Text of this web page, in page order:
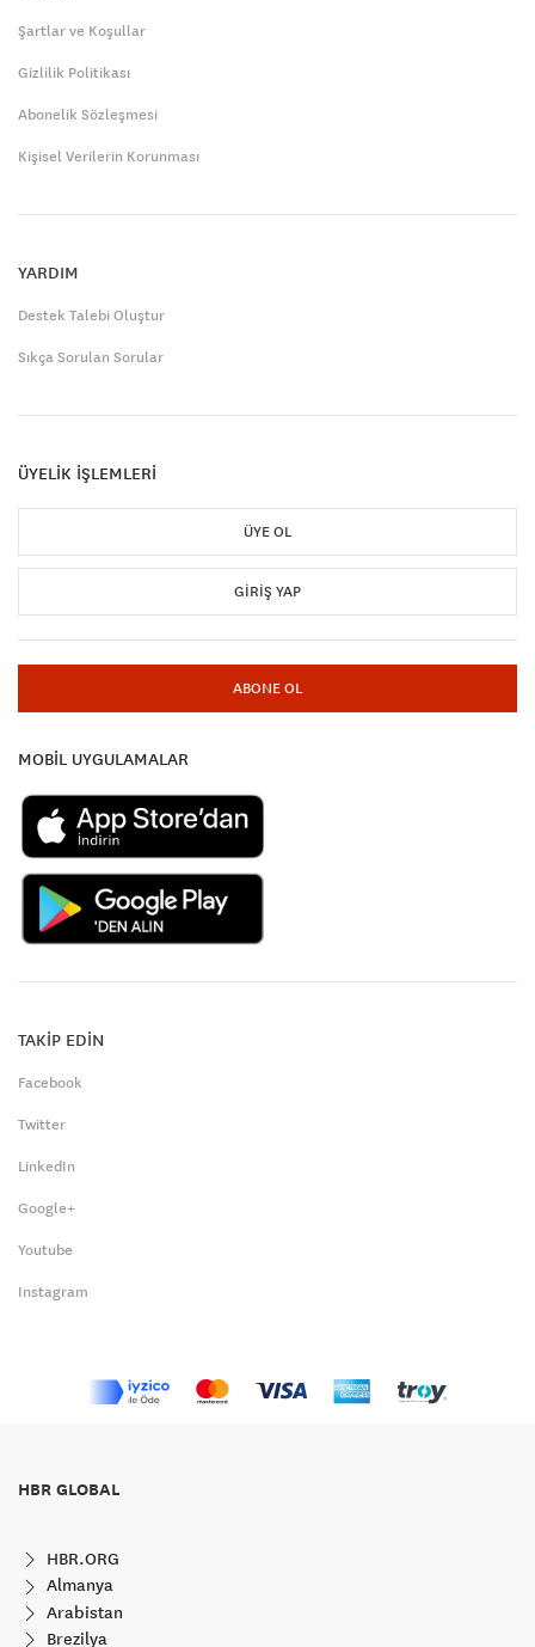
Şartlar ve Koşullar
Gizlilik Politikası
Abonelik Sözleşmesi
Kişisel Verilerin Korunması
YARDIM
Destek Talebi Oluştur
Sıkça Sorulan Sorular
ÜYELİK İŞLEMLERİ
ÜYE OL
GIRIŞ YAP
ABONE OL
MOBİL UYGULAMALAR
TAKİP EDİN
Facebook
Twitter
LinkedIn
Google+
Youtube
Instagram
HBR GLOBAL
HBR.ORG
Almanya
Arabistan
Brezilya